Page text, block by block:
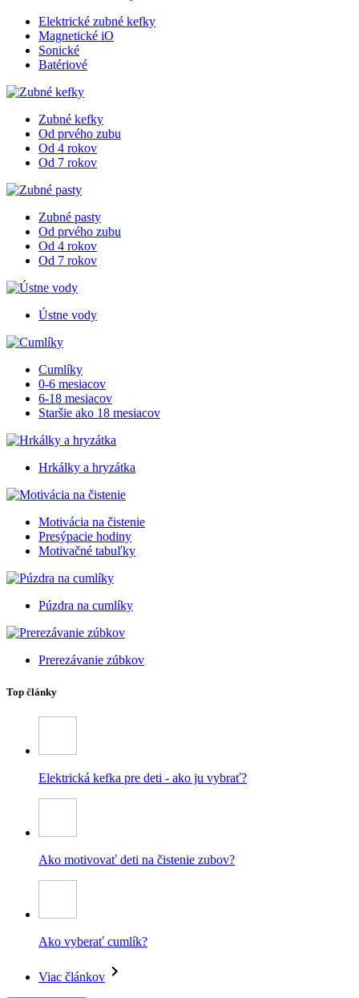
Elektrické zubné kefky
Magnetické iO
Sonické
Batériové
Zubné kefky
Od prvého zubu
Od 4 rokov
Od 7 rokov
Zubné pasty
Od prvého zubu
Od 4 rokov
Od 7 rokov
Ústne vody
Cumlíky
0-6 mesiacov
6-18 mesiacov
Staršie ako 18 mesiacov
Hrkálky a hryzátka
Motivácia na čistenie
Presýpacie hodiny
Motivačné tabuľky
Púzdra na cumlíky
Prerezávanie zúbkov
Top články
Elektrická kefka pre deti - ako ju vybrať?
Ako motivovať deti na čistenie zubov?
Ako vyberať cumlík?
Viac článkov